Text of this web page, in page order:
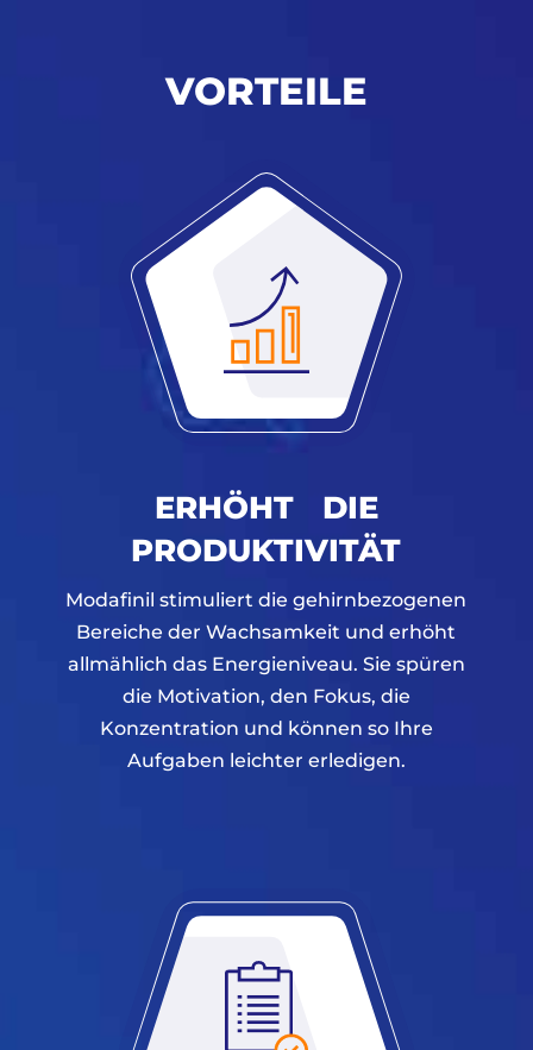
VORTEILE
ERHÖHT DIE
PRODUKTIVITÄT
Modafinil stimuliert die gehirnbezogenen
Bereiche der Wachsamkeit und erhöht
allmählich das Energieniveau. Sie spüren
die Motivation, den Fokus, die
Konzentration und können so Ihre
Aufgaben leichter erledigen.